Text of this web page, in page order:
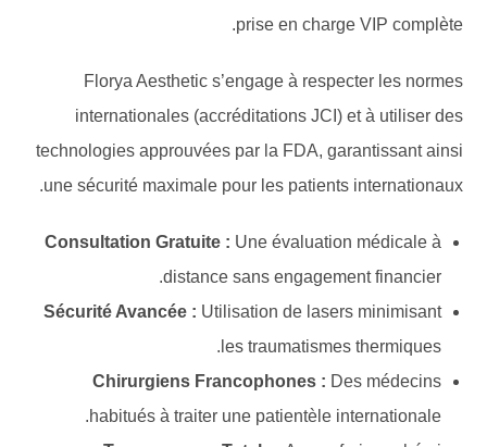
prise en charge VIP complète.
Florya Aesthetic s’engage à respecter les normes
internationales (accréditations JCI) et à utiliser des
technologies approuvées par la FDA, garantissant ainsi
une sécurité maximale pour les patients internationaux.
Consultation Gratuite :Une évaluation médicale à
distance sans engagement financier.
Sécurité Avancée :Utilisation de lasers minimisant
les traumatismes thermiques.
Chirurgiens Francophones :Des médecins
habitués à traiter une patientèle internationale.